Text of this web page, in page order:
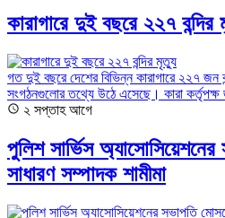
কারাগারে দুই বছরে ২২৭ বন্দির
গত দুই বছরে দেশের বিভিন্ন কারাগারে ২২৭ জন
সংগঠনগুলোর তথ্যে উঠে এসেছে। কারা কর্তৃপক্ষ
২ সপ্তাহ আগে
পুলিশ সার্ভিস
সাধারণ সম্পাদক শামীমা